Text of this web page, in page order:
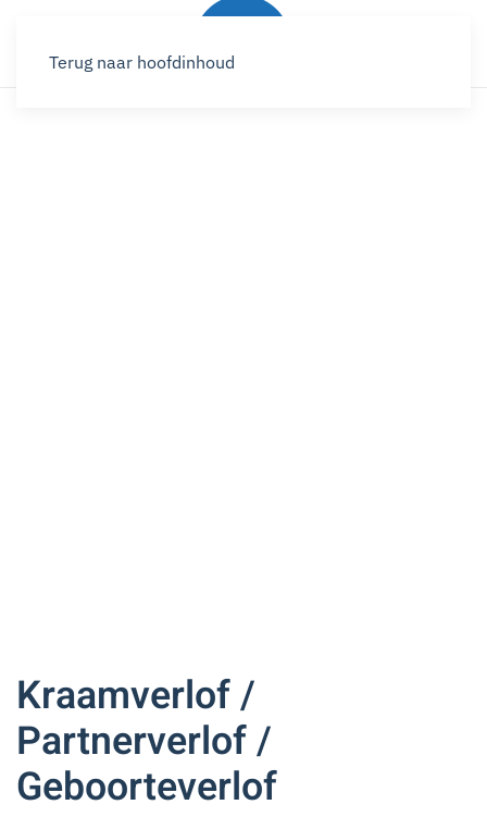
Terug naar hoofdinhoud
Kraamverlof /
Partnerverlof /
Geboorteverlof